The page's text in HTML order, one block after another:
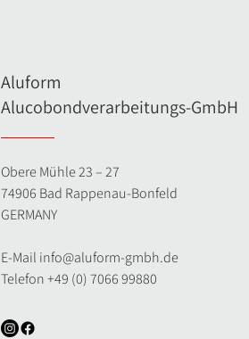
Aluform
Alucobondverarbeitungs-GmbH
Obere Mühle 23 – 27
74906 Bad Rappenau-Bonfeld
GERMANY
E-Mail info@aluform-gmbh.de
Telefon +49 (0) 7066 99880